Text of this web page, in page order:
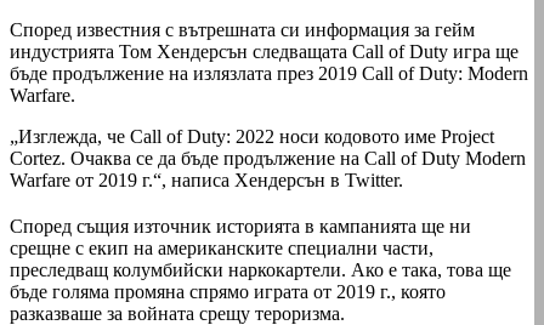
Според известния с вътрешната си информация за гейм
индустрията Том Хендерсън следващата Call of Duty игра ще
бъде продължение на излязлата през 2019 Call of Duty: Modern
Warfare.
„Изглежда, че Call of Duty: 2022 носи кодовото име Project
Cortez. Очаква се да бъде продължение на Call of Duty Modern
Warfare от 2019 г.“, написа Хендерсън в Twitter.
Според същия източник историята в кампанията ще ни
срещне с екип на американските специални части,
преследващ колумбийски наркокартели. Ако е така, това ще
бъде голяма промяна спрямо играта от 2019 г., която
разказваше за войната срещу тероризма.